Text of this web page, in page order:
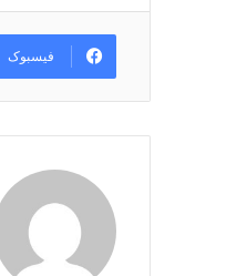
فیسبوک